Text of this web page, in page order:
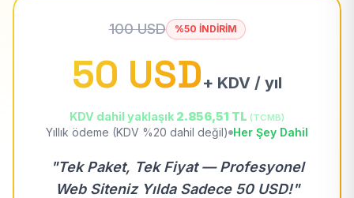
100 USD %50 İNDİRİM
50 USD+ KDV / yıl
KDV dahil yaklaşık 2.856,51 TL (TCMB)
Yıllık ödeme (KDV %20 dahil değil) Her Şey Dahil
"Tek Paket, Tek Fiyat — Profesyonel
Web Siteniz Yılda Sadece 50 USD!"